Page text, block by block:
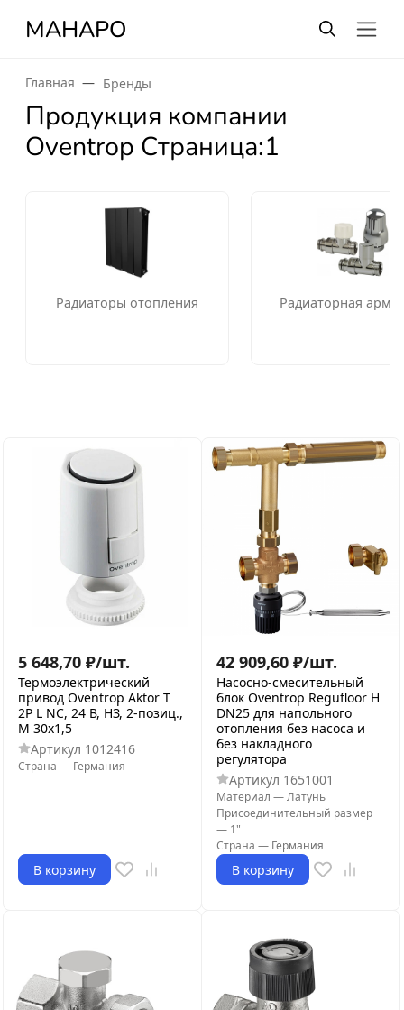
МАНАРО
Главная Бренды
Продукция компании
Oventrop Страница:1
Радиаторы отопления Радиаторная
5 648,70 ₽/шт.
Термоэлектрический
привод Oventrop Aktor T
2P L NC, 24 В, НЗ, 2-позиц.,
M 30x1,5
Артикул 1012416
Страна — Германия
В корзину
42 909,60 ₽/шт.
Насосно-смесительный
блок Oventrop Regufloor H
DN25 для напольного
отопления без насоса и
без накладного
регулятора
Артикул 1651001
Материал —Латунь
Присоединительный размер
— 1"
Страна — Германия
В корзину